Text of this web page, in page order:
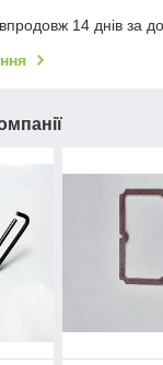
14 днів за